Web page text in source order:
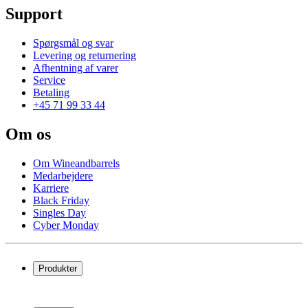
Support
Spørgsmål og svar
Levering og returnering
Afhentning af varer
Service
Betaling
+45 71 99 33 44
Om os
Om Wineandbarrels
Medarbejdere
Karriere
Black Friday
Singles Day
Cyber Monday
Produkter